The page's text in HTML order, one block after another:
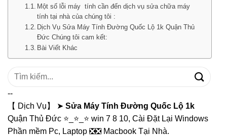
Một số lỗi máy tính cần đến dịch vụ sửa chữa máy
tính tại nhà của chúng tôi :
Dịch Vụ Sửa Máy Tính Đường Quốc Lộ 1k Quận Thủ
Đức Chúng tôi cam kết:
Bài Viết Khác
Tìm
--
【 Dịch Vụ】 ➤ Sửa Máy Tính Đường Quốc Lộ 1k
Quận Thủ Đức ⭐_⭐_⭐ win 7 8 10, Cài Đặt Lại Windows
Phần mềm Pc, Laptop ❎❎ Macbook Tại Nhà.